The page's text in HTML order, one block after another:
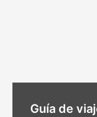
Guía de